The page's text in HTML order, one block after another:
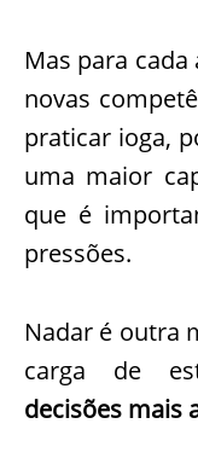
Mas para
novas
praticar ioga,
uma maior
que é
pressões.
Nadar é outra
carga de
decisões mais